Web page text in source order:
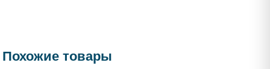
Похожие товары